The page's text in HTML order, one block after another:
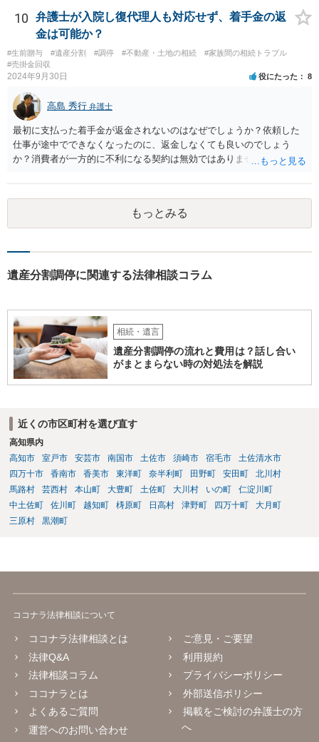
10
弁護士が入院し復代理人も対応せず、着手金の返
金は可能か？
#生前贈与 #遺産分割 #調停 #不動産・土地の相続
#家族間の相続トラブル
#売掛金回収
2024年9月30日 役にたった 8
高島 秀行 弁護士
最初に支払った着手金が返金されないのはなぜでしょうか？依頼した
仕事が途中でできなくなったのに、返金しなくても良いのでしょう
か？消費者が一方的に不利になる契約は無効ではありませんか？
務があると思います。 倒れた弁護士が所属する弁護士会に相談さ
れた方がよいと思います。 倒れた弁護士は脳梗塞で倒れたようで
すが、 判断能力があり、復代理を倒れた弁護士の判断で復代理を
選任したのか 即ち、復代理人の選任は有効なのかという問題もあ
もっとみる
遺産分割調停に関連する法律相談コラム
相続・遺言
遺産分割調停の流れと費用は？話し合い
がまとまらない時の対処法を解説
近くの市区町村を選び直す
高知県内
高知市
室戸市 安芸市 南国市 土佐市 須崎市 宿毛市
土佐清水市
四万十市
香南市 香美市 東洋町 奈半利町 田野町 安田町
北川村
馬路村
芸西村 本山町 大豊町 土佐町 大川村 いの町
仁淀川町
中土佐町
佐川町 越知町 梼原町 日高村 津野町 四万十町
大月町
三原村
黒潮町
ココナラ法律相談について
ココナラ法律相談とは
法律Q&A
法律相談コラム
ココナラとは
よくあるご質問
運営へのお問い合わせ
ご意見・ご要望
利用規約
プライバシーポリシー
外部送信ポリシー
掲載をご検討の弁護士の方
へ